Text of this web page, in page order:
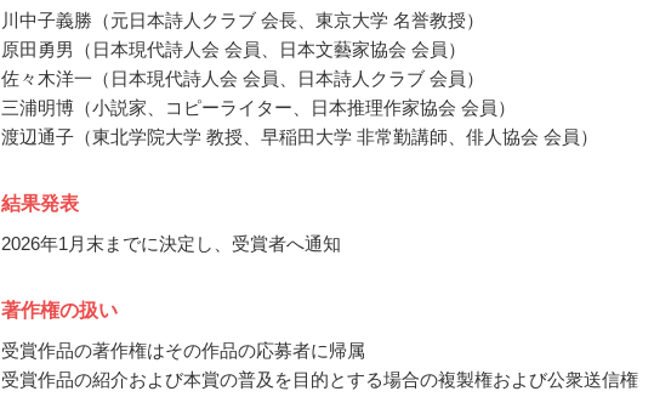
川中子義勝（元日本詩人クラブ 会長、東京大学 名誉教授）
原田勇男（日本現代詩人会 会員、日本文藝家協会 会員）
佐々木洋一（日本現代詩人会 会員、日本詩人クラブ 会員）
三浦明博（小説家、コピーライター、日本推理作家協会 会員）
渡辺通子（東北学院大学 教授、早稲田大学 非常勤講師、俳人協会 会員）
結果発表
2026年1月末までに決定し、受賞者へ通知
著作権の扱い
受賞作品の著作権はその作品の応募者に帰属
受賞作品の紹介および本賞の普及を目的とする場合の複製権および公衆送信権